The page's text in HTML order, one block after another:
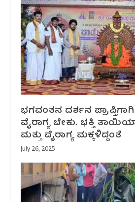
ಭಗವಂತನ ದರ್ಶನ ಪ್ರಾಪ್ತಿಗಾಗಿ
ವೈರಾಗ್ಯ ಬೇಕು. ಭಕ್ತಿ
ಮತ್ತು ವೈರಾಗ್ಯ ಮಕ್ಕಳಿದ್ದಂತೆ
July 26, 2025